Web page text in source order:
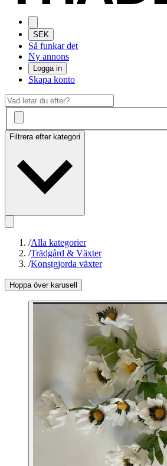
SEK
Så funkar det
Ny annons
Logga in
Skapa konto
Filtrera efter kategori
/Alla kategorier
/Trädgård & Växter
/Konstgjorda växter
Hoppa över karusell